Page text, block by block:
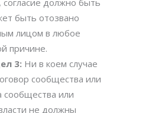
быть отозвано
лицом в любое
причине.
3: Ни в коем случае
сообщества или
сообщества или
не должны